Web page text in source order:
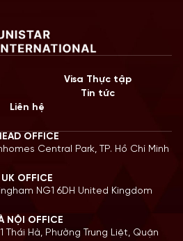
Visa Thực tập
Tin tức
Liên hệ
OFFICE
Central Park, TP. Hồ Chí Minh
UK OFFICE
NG1 6DH United Kingdom
NỘI OFFICE
Thái Hà, Phường Trung Liệt, Quận